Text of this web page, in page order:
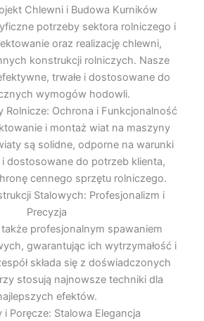
Chlewni i Budowa Kurników
potrzeby sektora rolniczego i
oraz realizację chlewni,
konstrukcji rolniczych. Nasze
trwałe i dostosowane do
wymogów hodowli.
Rolnicze: Ochrona i Funkcjonalność
i montaż wiat na maszyny
są solidne, odporne na warunki
dostosowane do potrzeb klienta,
cennego sprzętu rolniczego.
Stalowych: Profesjonalizm i
Precyzja
także profesjonalnym spawaniem
gwarantując ich wytrzymałość i
składa się z doświadczonych
stosują najnowsze techniki dla
efektów.
i Poręcze: Stalowa Elegancja